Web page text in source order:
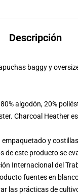
Descripción
baggy y
algodón, 20%
Charcoal Heather
y costillas
de este producto se
Internacional del
fuentes en
las prácticas de